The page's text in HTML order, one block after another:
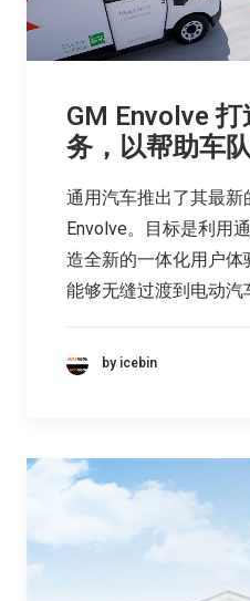
GM Envolve
务，以帮助车
通用汽车推出了其最新
Envolve。目标是利用
造全新的一体化用户
能够无缝过渡到电动汽
by icebin